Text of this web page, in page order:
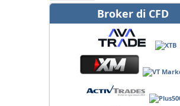
Broker di CFD